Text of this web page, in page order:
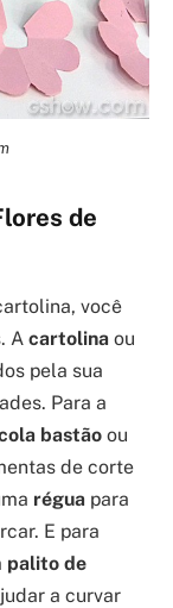
de
você
A cartolina ou
pela sua
Para a
bastão ou
de corte
régua para
E para
palito de
a curvar